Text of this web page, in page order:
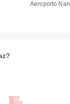
Aeroporto